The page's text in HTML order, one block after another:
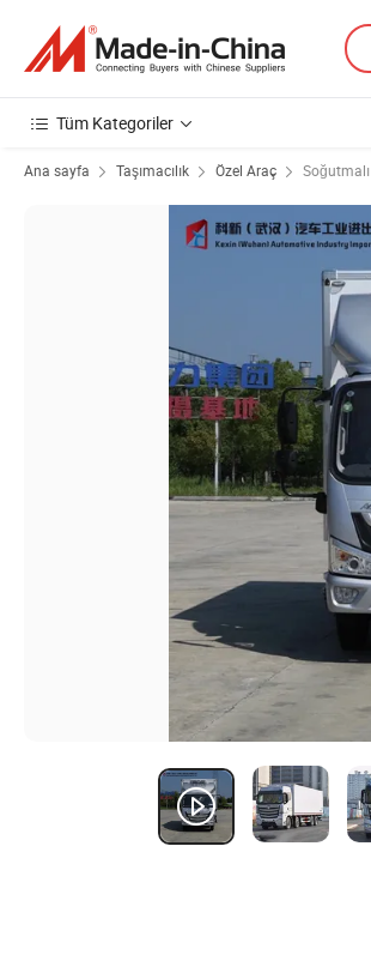
Tüm Kategoriler
Ana sayfa Taşımacılık Özel Araç